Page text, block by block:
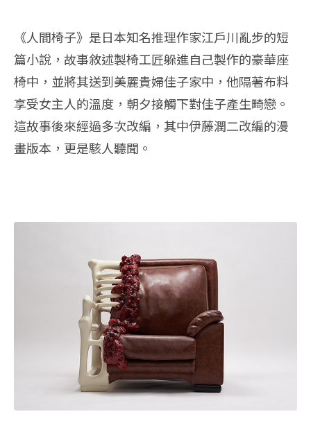
《人間椅子》是日本知名推理作家江戶川亂步的短
篇小說，故事敘述製椅工匠躲進自己製作的豪華座
椅中，並將其送到美麗貴婦佳子家中，他隔著布料
享受女主人的溫度，朝夕接觸下對佳子產生畸戀。
這故事後來經過多次改編，其中伊藤潤二改編的漫
畫版本，更是駭人聽聞。